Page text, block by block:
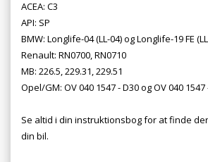
ACEA: C3
API: SP
BMW: Longlife-04 (LL-04) og Longlife-19 FE
Renault: RN0700, RN0710
MB: 226.5, 229.31, 229.51
Opel/GM: OV 040 1547 - D30 og OV 040 1547
Se altid i din instruktionsbog for at finde
din bil.